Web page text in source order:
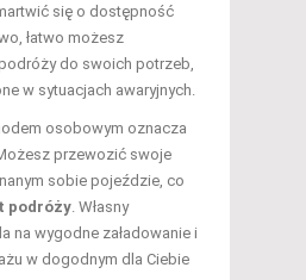
się o dostępność
łatwo możesz
do swoich potrzeb,
w sytuacjach awaryjnych.
osobowym oznacza
przewozić swoje
sobie pojeździe, co
podróży . Własny
na wygodne załadowanie i
w dogodnym dla Ciebie